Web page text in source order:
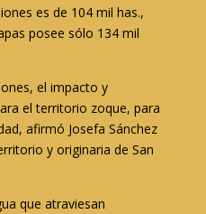
es de 104 mil has.,
posee sólo 134 mil
el impacto y
el territorio zoque, para
afirmó Josefa Sánchez
y originaria de San
que atraviesan